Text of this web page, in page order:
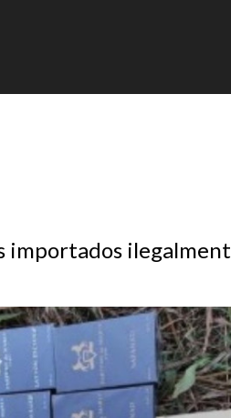
importados